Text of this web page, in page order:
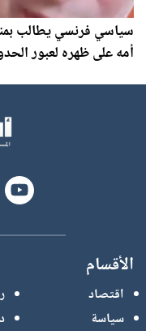
سياسي فرنسي يطالب
أمه على ظهره لعبور
الأقسام
اقتصاد
سياسة